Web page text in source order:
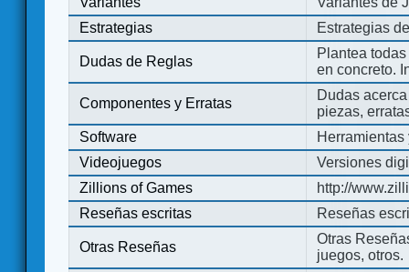
Estrategias
Estrategias
Dudas de Reglas
Plantea
en concreto.
Componentes y Erratas
Dudas
piezas,
Software
Videojuegos
Versiones
Zillions of Games
http://
Reseñas escritas
Reseñas
Otras Reseñas
Otras
juegos, otros.